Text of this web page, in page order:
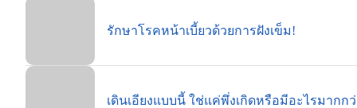
รักษาโรคหน้าเบี้ยวด้วยการฝังเข็ม!
เดินเอียงแบบนี้ ใช่แค่พึ่งเกิดหรือมีอะไรมากก